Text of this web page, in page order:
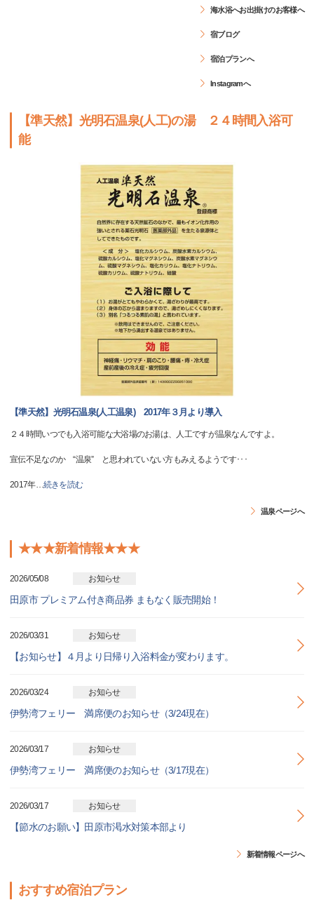
海水浴へお出掛けのお客様へ
宿ブログ
宿泊プランへ
Instagramへ
【準天然】光明石温泉(人工)の湯 ２４時間入浴可
能
【準天然】光明石温泉(人工温泉) 2017年３月より導入
２４時間いつでも入浴可能な大浴場のお湯は、人工ですが温泉なんですよ。
宣伝不足なのか “温泉” と思われていない方もみえるようです･･･
2017年…続きを読む
温泉ページへ
★★★新着情報★★★
2026/05/08 お知らせ
田原市 プレミアム付き商品券 まもなく販売開始！
2026/03/31 お知らせ
【お知らせ】４月より日帰り入浴料金が変わります。
2026/03/24 お知らせ
伊勢湾フェリー 満席便のお知らせ（3/24現在）
2026/03/17 お知らせ
伊勢湾フェリー 満席便のお知らせ（3/17現在）
2026/03/17 お知らせ
【節水のお願い】田原市渇水対策本部より
新着情報ページへ
おすすめ宿泊プラン